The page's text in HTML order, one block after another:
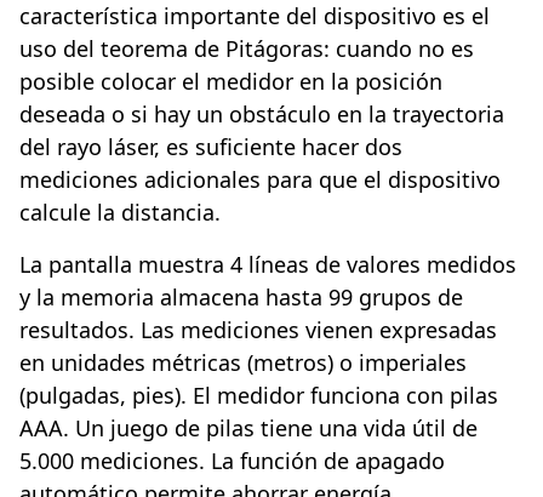
característica importante del dispositivo es el
uso del teorema de Pitágoras: cuando no es
posible colocar el medidor en la posición
deseada o si hay un obstáculo en la trayectoria
del rayo láser, es suficiente hacer dos
mediciones adicionales para que el dispositivo
calcule la distancia.
La pantalla muestra 4 líneas de valores medidos
y la memoria almacena hasta 99 grupos de
resultados. Las mediciones vienen expresadas
en unidades métricas (metros) o imperiales
(pulgadas, pies). El medidor funciona con pilas
AAA. Un juego de pilas tiene una vida útil de
5.000 mediciones. La función de apagado